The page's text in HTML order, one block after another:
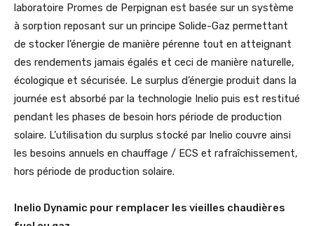
laboratoire Promes de Perpignan est basée sur un système
à sorption reposant sur un principe Solide-Gaz permettant
de stocker l’énergie de manière pérenne tout en atteignant
des rendements jamais égalés et ceci de manière naturelle,
écologique et sécurisée. Le surplus d’énergie produit dans la
journée est absorbé par la technologie Inelio puis est restitué
pendant les phases de besoin hors période de production
solaire. L’utilisation du surplus stocké par Inelio couvre ainsi
les besoins annuels en chauffage / ECS et rafraîchissement,
hors période de production solaire.
Inelio Dynamic pour remplacer les vieilles chaudières